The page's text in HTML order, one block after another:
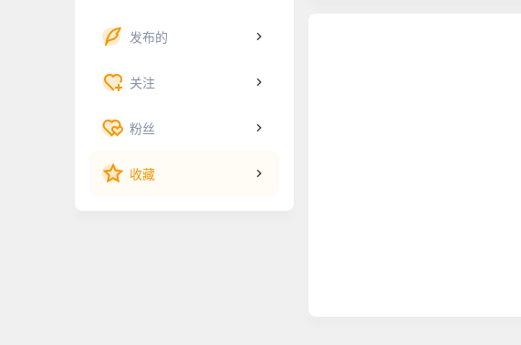
发布的
关注
粉丝
收藏